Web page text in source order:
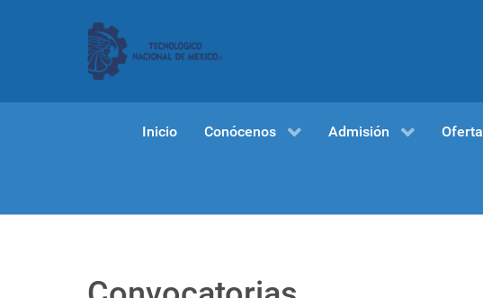
Inicio Conócenos Admisión